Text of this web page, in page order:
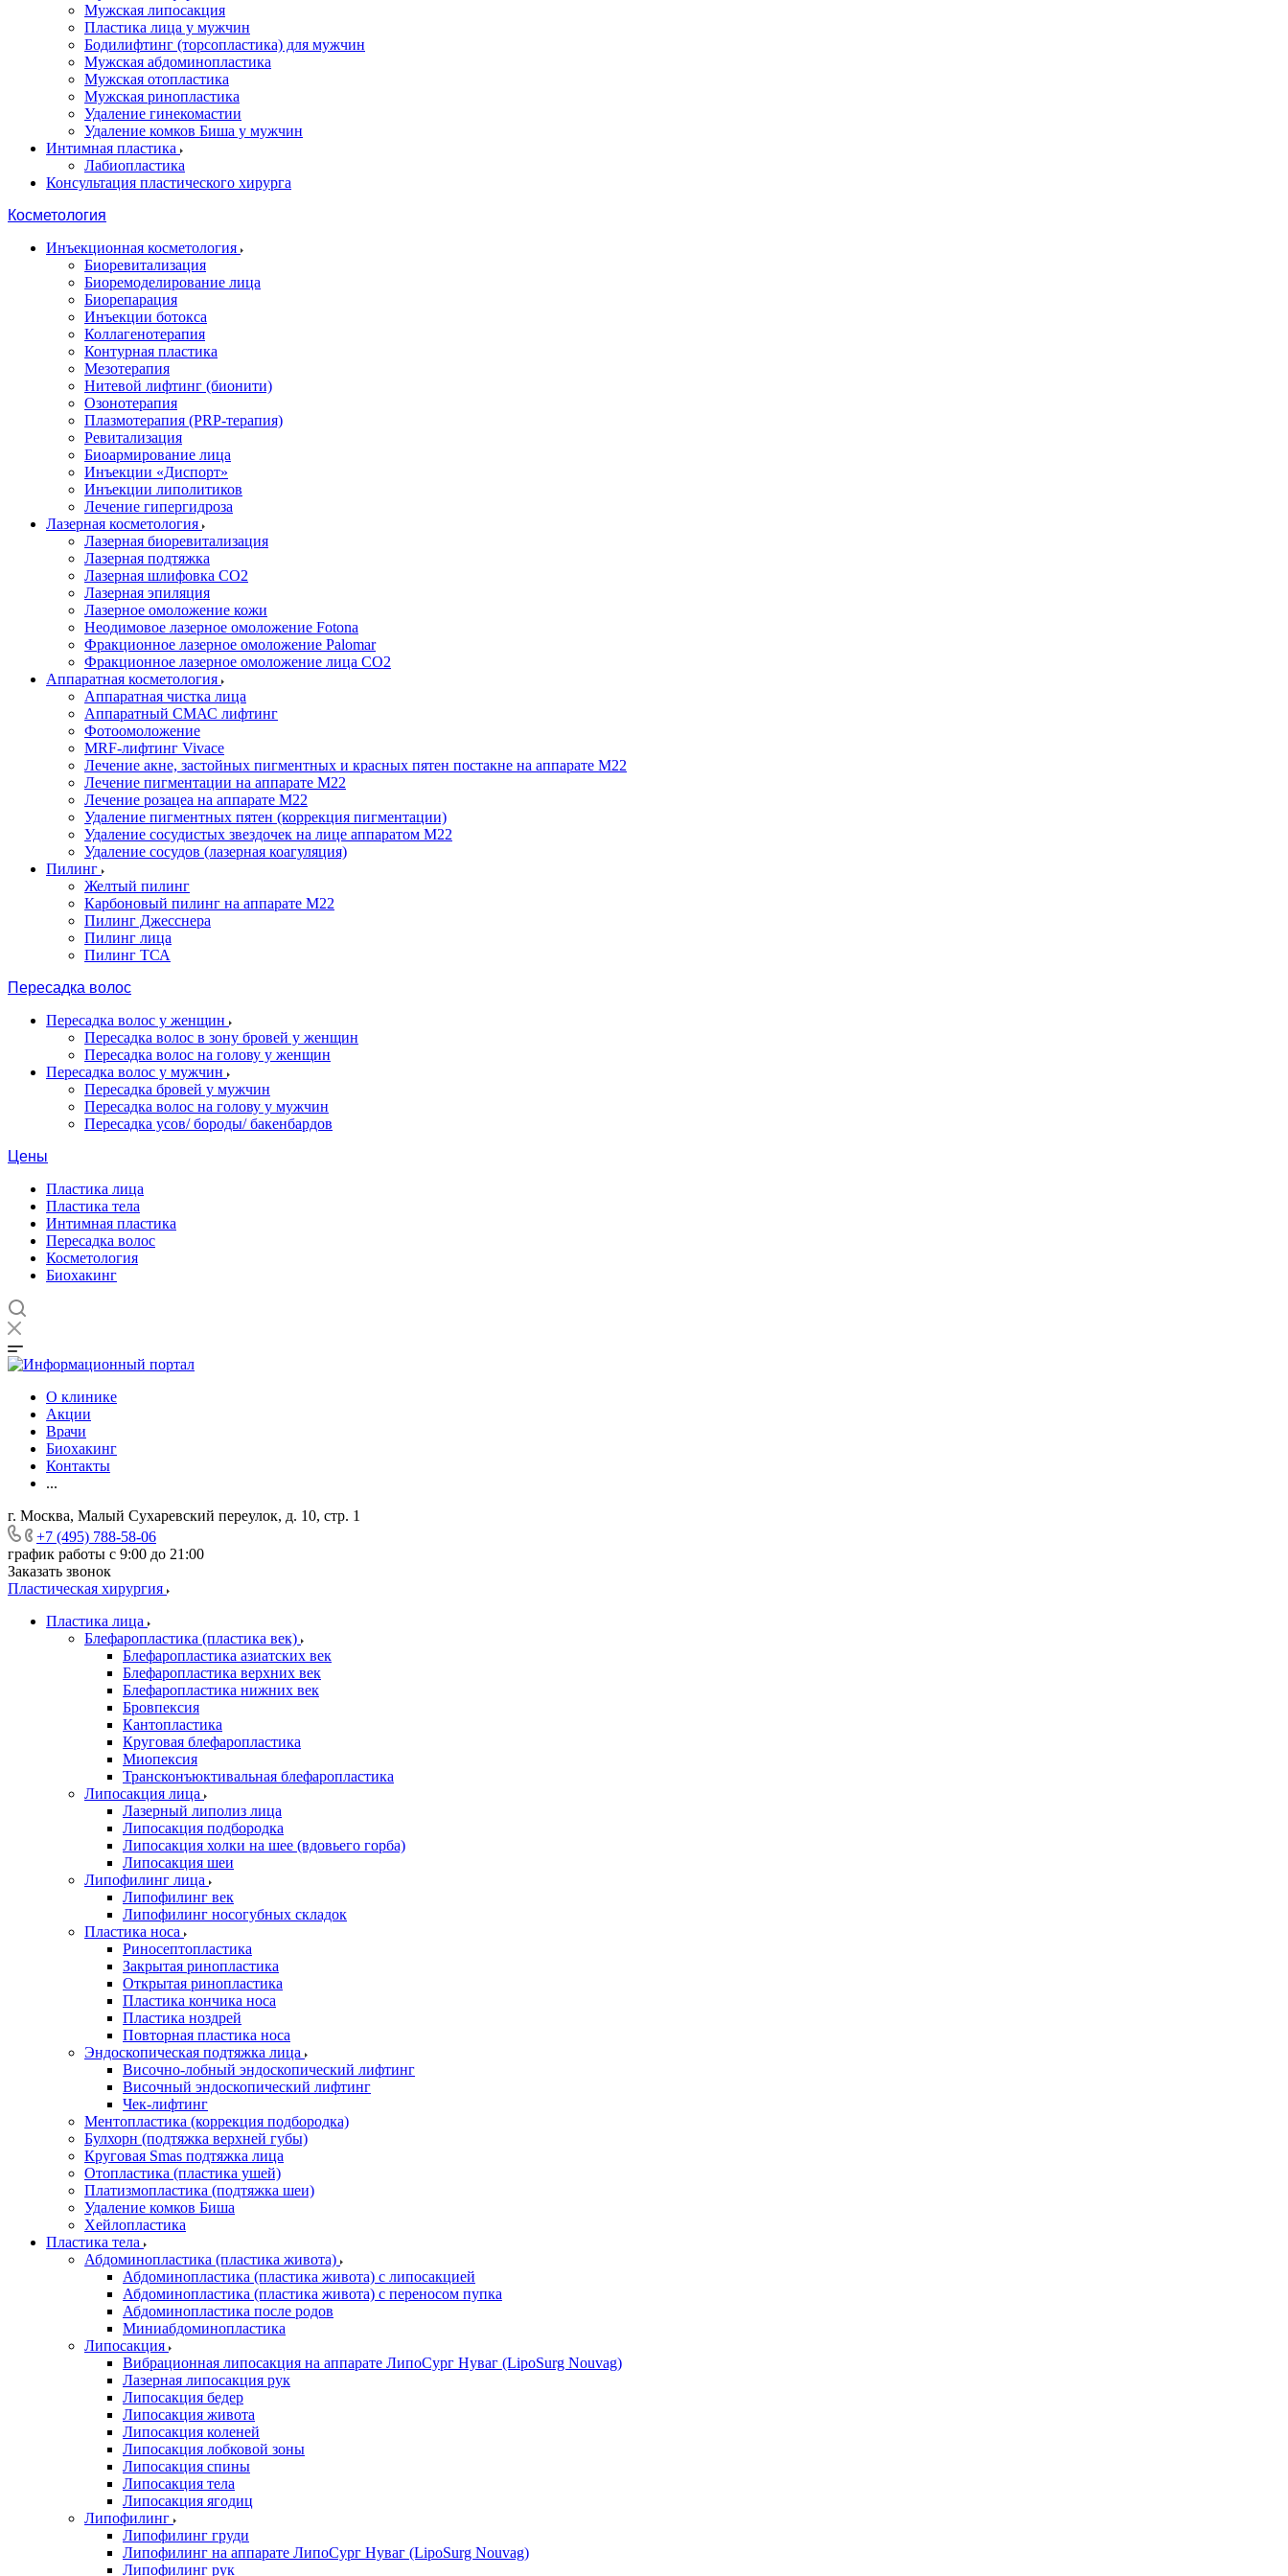
Мужская липосакция
Пластика лица у мужчин
Бодилифтинг (торсопластика) для мужчин
Мужская абдоминопластика
Мужская отопластика
Мужская ринопластика
Удаление гинекомастии
Удаление комков Биша у мужчин
Интимная пластика
Лабиопластика
Консультация пластического хирурга
Косметология
Инъекционная косметология
Биоревитализация
Биоремоделирование лица
Биорепарация
Инъекции ботокса
Коллагенотерапия
Контурная пластика
Мезотерапия
Нитевой лифтинг (бионити)
Озонотерапия
Плазмотерапия (PRP-терапия)
Ревитализация
Биоармирование лица
Инъекции «Диспорт»
Инъекции липолитиков
Лечение гипергидроза
Лазерная косметология
Лазерная биоревитализация
Лазерная подтяжка
Лазерная шлифовка CO2
Лазерная эпиляция
Лазерное омоложение кожи
Неодимовое лазерное омоложение Fotona
Фракционное лазерное омоложение Palomar
Фракционное лазерное омоложение лица СО2
Аппаратная косметология
Аппаратная чистка лица
Аппаратный СМАС лифтинг
Фотоомоложение
MRF-лифтинг Vivace
Лечение акне, застойных пигментных и красных пятен постакне на аппарате М22
Лечение пигментации на аппарате М22
Лечение розацеа на аппарате M22
Удаление пигментных пятен (коррекция пигментации)
Удаление сосудистых звездочек на лице аппаратом М22
Удаление сосудов (лазерная коагуляция)
Пилинг
Желтый пилинг
Карбоновый пилинг на аппарате M22
Пилинг Джесснера
Пилинг лица
Пилинг ТСА
Пересадка волос
Пересадка волос у женщин
Пересадка волос в зону бровей у женщин
Пересадка волос на голову у женщин
Пересадка волос у мужчин
Пересадка бровей у мужчин
Пересадка волос на голову у мужчин
Пересадка усов/ бороды/ бакенбардов
Цены
Пластика лица
Пластика тела
Интимная пластика
Пересадка волос
Косметология
Биохакинг
О клинике
Акции
Врачи
Биохакинг
Контакты
...
г. Москва, Малый Сухаревский переулок, д. 10, стр. 1
+7 (495) 788-58-06
график работы с 9:00 до 21:00
Заказать звонок
Пластическая хирургия
Пластика лица
Блефаропластика (пластика век)
Блефаропластика азиатских век
Блефаропластика верхних век
Блефаропластика нижних век
Бровпексия
Кантопластика
Круговая блефаропластика
Миопексия
Трансконъюктивальная блефаропластика
Липосакция лица
Лазерный липолиз лица
Липосакция подбородка
Липосакция холки на шее (вдовьего горба)
Липосакция шеи
Липофилинг лица
Липофилинг век
Липофилинг носогубных складок
Пластика носа
Риносептопластика
Закрытая ринопластика
Открытая ринопластика
Пластика кончика носа
Пластика ноздрей
Повторная пластика носа
Эндоскопическая подтяжка лица
Височно-лобный эндоскопический лифтинг
Височный эндоскопический лифтинг
Чек-лифтинг
Ментопластика (коррекция подбородка)
Булхорн (подтяжка верхней губы)
Круговая Smas подтяжка лица
Отопластика (пластика ушей)
Платизмопластика (подтяжка шеи)
Удаление комков Биша
Хейлопластика
Пластика тела
Абдоминопластика (пластика живота)
Абдоминопластика (пластика живота) с липосакцией
Абдоминопластика (пластика живота) с переносом пупка
Абдоминопластика после родов
Миниабдоминопластика
Липосакция
Вибрационная липосакция на аппарате ЛипоСург Нуваг (LipoSurg Nouvag)
Лазерная липосакция рук
Липосакция бедер
Липосакция живота
Липосакция коленей
Липосакция лобковой зоны
Липосакция спины
Липосакция тела
Липосакция ягодиц
Липофилинг
Липофилинг груди
Липофилинг на аппарате ЛипоСург Нуваг (LipoSurg Nouvag)
Липофилинг рук